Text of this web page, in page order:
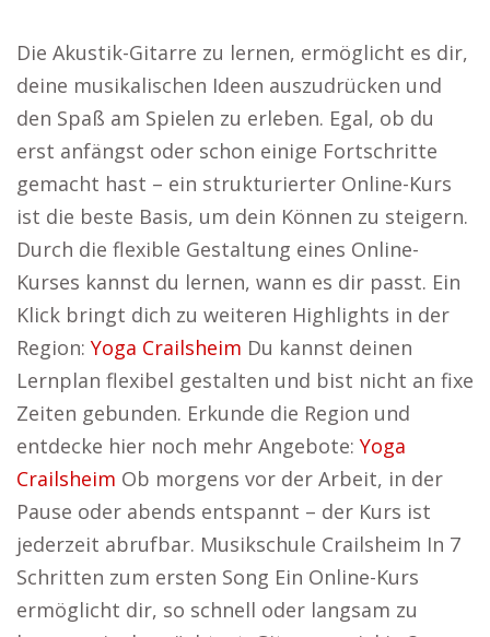
Die Akustik-Gitarre zu lernen, ermöglicht es dir,
deine musikalischen Ideen auszudrücken und
den Spaß am Spielen zu erleben. Egal, ob du
erst anfängst oder schon einige Fortschritte
gemacht hast – ein strukturierter Online-Kurs
ist die beste Basis, um dein Können zu steigern.
Durch die flexible Gestaltung eines Online-
Kurses kannst du lernen, wann es dir passt. Ein
Klick bringt dich zu weiteren Highlights in der
Region: Yoga Crailsheim Du kannst deinen
Lernplan flexibel gestalten und bist nicht an fixe
Zeiten gebunden. Erkunde die Region und
entdecke hier noch mehr Angebote: Yoga
Crailsheim Ob morgens vor der Arbeit, in der
Pause oder abends entspannt – der Kurs ist
jederzeit abrufbar. Musikschule Crailsheim In 7
Schritten zum ersten Song Ein Online-Kurs
ermöglicht dir, so schnell oder langsam zu